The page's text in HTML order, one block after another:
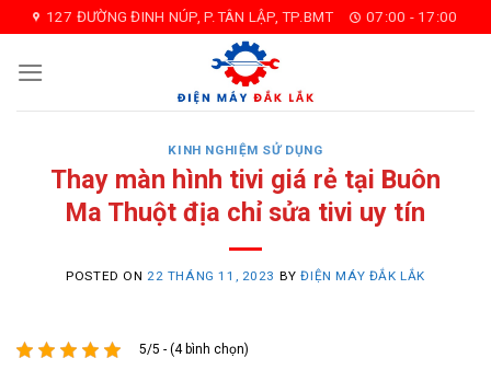
content
127 ĐƯỜNG ĐINH NÚP, P.TÂN LẬP, TP.BMT 07:00 - 17:00
KINH NGHIỆM SỬ DỤNG
Thay màn hình tivi giá rẻ tại Buôn
Ma Thuột địa chỉ sửa tivi uy tín
POSTED ON 22 THÁNG 11, 2023 BYĐIỆN MÁY ĐẮK LẮK
5/5 - (4 bình chọn)